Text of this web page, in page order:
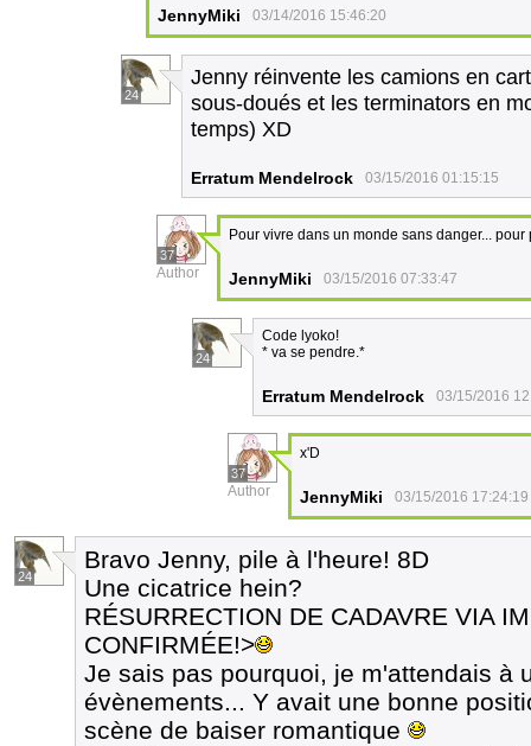
JennyMiki 03/14/2016 15:46:20
24
Jenny réinvente les camions en
sous-doués et les terminators en
temps) XD
Erratum Mendelrock 03/15/2016 01:15:15
37
Author
Pour vivre dans un monde sans danger... pour
JennyMiki 03/15/2016 07:33:47
24
Code lyoko!
* va se pendre.*
Erratum Mendelrock 03/15/2016
37
Author
x'D
JennyMiki 03/15/2016 17:24:19
24
Bravo Jenny, pile à l'heure! 8D
Une cicatrice hein?
RÉSURRECTION DE CADAVRE VIA
CONFIRMÉE!>
Je sais pas pourquoi, je m'attendais à
évènements... Y avait une bonne
scène de baiser romantique